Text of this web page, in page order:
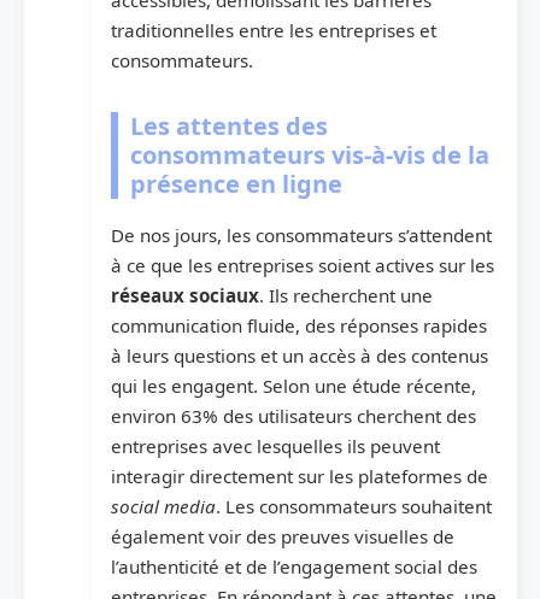
traditionnelles entre les entreprises et
consommateurs.
Les attentes des
consommateurs vis-à-vis de la
présence en ligne
De nos jours, les consommateurs s’attendent
à ce que les entreprises soient actives sur les
réseaux sociaux. Ils recherchent une
communication fluide, des réponses rapides
à leurs questions et un accès à des contenus
qui les engagent. Selon une étude récente,
environ 63% des utilisateurs cherchent des
entreprises avec lesquelles ils peuvent
interagir directement sur les plateformes de
social media. Les consommateurs souhaitent
également voir des preuves visuelles de
l’authenticité et de l’engagement social des